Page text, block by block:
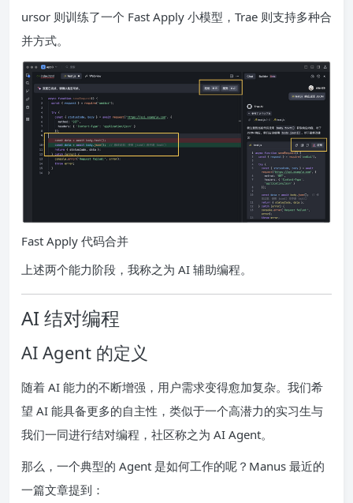
ursor 则训练了一个 Fast Apply 小模型，Trae 则支持多种合
并方式。
Fast Apply 代码合并
上述两个能力阶段，我称之为 AI 辅助编程。
AI 结对编程
AI Agent 的定义
随着 AI 能力的不断增强，用户需求变得愈加复杂。我们希
望 AI 能具备更多的自主性，类似于一个高潜力的实习生与
我们一同进行结对编程，社区称之为 AI Agent。
那么，一个典型的 Agent 是如何工作的呢？Manus 最近的
一篇文章提到：